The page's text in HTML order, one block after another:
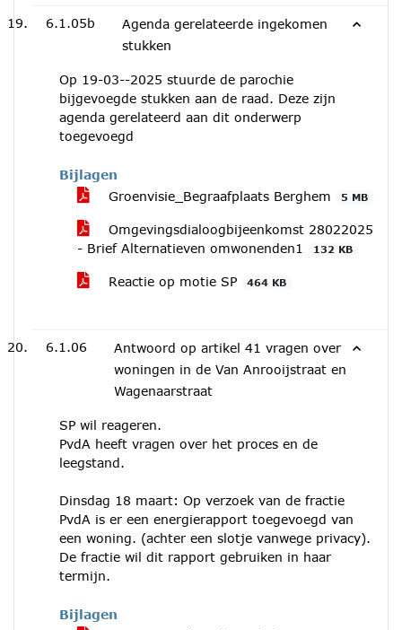
6.1.05b
Agenda gerelateerde ingekomen
stukken
Op 19-03--2025 stuurde de parochie
bijgevoegde stukken aan de raad. Deze zijn
agenda gerelateerd aan dit onderwerp
toegevoegd
Bijlagen
Groenvisie_Begraafplaats Berghem
5 MB
Omgevingsdialoogbijeenkomst 28022025
- Brief Alternatieven omwonenden1
132 KB
Reactie op motie SP 464 KB
6.1.06
Antwoord op artikel 41 vragen over
woningen in de Van Anrooijstraat en
Wagenaarstraat
SP wil reageren.
PvdA heeft vragen over het proces en de
leegstand.
Dinsdag 18 maart: Op verzoek van de fractie
PvdA is er een energierapport toegevoegd van
een woning. (achter een slotje vanwege privacy).
De fractie wil dit rapport gebruiken in haar
termijn.
Bijlagen